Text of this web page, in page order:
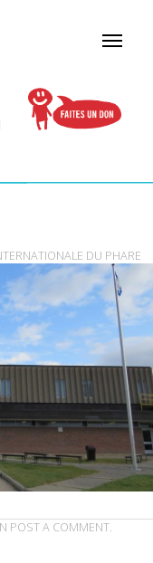
DU PHARE
POST A COMMENT.